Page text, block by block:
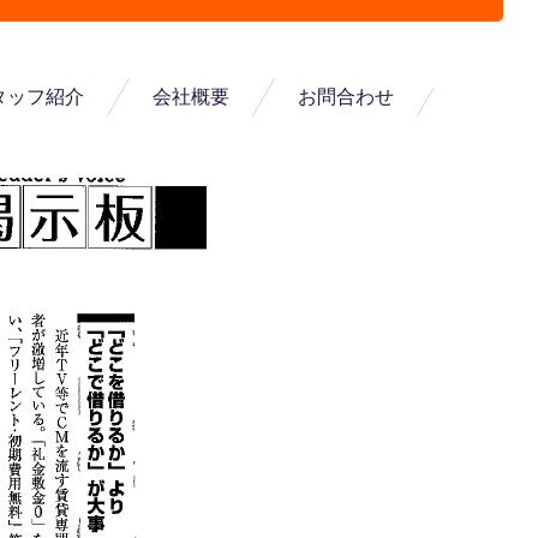
ッフ紹介 会社概要 お問合わせ